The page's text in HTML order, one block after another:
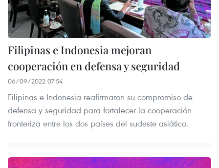
Filipinas e Indonesia mejoran
cooperación en defensa y seguridad
06/09/2022 07:54
Filipinas e Indonesia reafirmaron su compromiso de
defensa y seguridad para fortalecer la cooperación
fronteriza entre los dos países del sudeste asiático.